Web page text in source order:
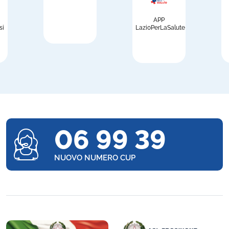
APP
LazioPerLaSalute
06 99 39
NUOVO NUMERO CUP